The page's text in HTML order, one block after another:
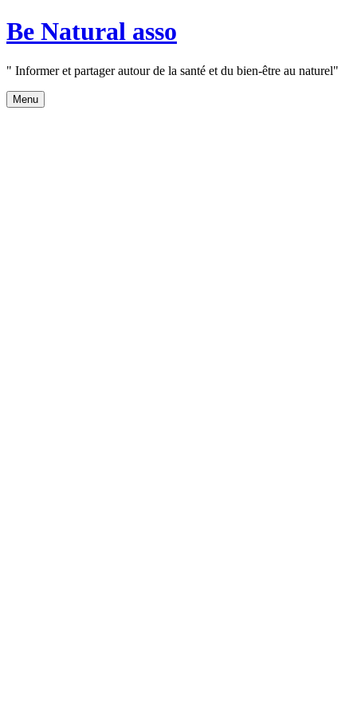
Aller
au
Be Natural asso
" Informer et partager autour de la santé et du bien-être au naturel"
Menu